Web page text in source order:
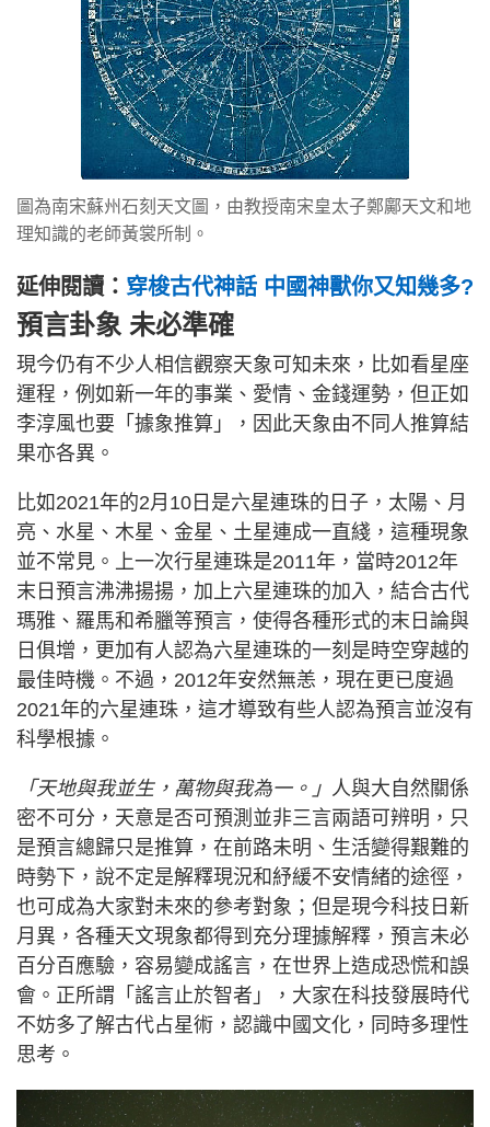
圖為南宋蘇州石刻天文圖，由教授南宋皇太子鄭鄺天文和地
理知識的老師黃裳所制。
延伸閱讀： 穿梭古代神話 中國神獸你又知幾多?
預言卦象 未必準確
現今仍有不少人相信觀察天象可知未來，比如看星座
運程，例如新一年的事業、愛情、金錢運勢，但正如
李淳風也要「據象推算」，因此天象由不同人推算結
果亦各異。
比如2021年的2月10日是六星連珠的日子，太陽、月
亮、水星、木星、金星、土星連成一直綫，這種現象
並不常見。上一次行星連珠是2011年，當時2012年
末日預言沸沸揚揚，加上六星連珠的加入，結合古代
瑪雅、羅馬和希臘等預言，使得各種形式的末日論與
日俱增，更加有人認為六星連珠的一刻是時空穿越的
最佳時機。不過，2012年安然無恙，現在更已度過
2021年的六星連珠，這才導致有些人認為預言並沒有
科學根據。
「天地與我並生，萬物與我為一。」 人與大自然關係
密不可分，天意是否可預測並非三言兩語可辨明，只
是預言總歸只是推算，在前路未明、生活變得艱難的
時勢下，說不定是解釋現況和紓緩不安情緒的途徑，
也可成為大家對未來的參考對象；但是現今科技日新
月異，各種天文現象都得到充分理據解釋，預言未必
百分百應驗，容易變成謠言，在世界上造成恐慌和誤
會。正所謂「謠言止於智者」，大家在科技發展時代
不妨多了解古代占星術，認識中國文化，同時多理性
思考。